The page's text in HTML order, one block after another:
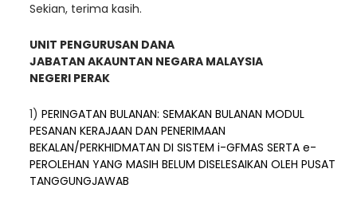
Sekian, terima kasih.
UNIT PENGURUSAN DANA
JABATAN AKAUNTAN NEGARA MALAYSIA
NEGERI PERAK
1) PERINGATAN BULANAN: SEMAKAN BULANAN MODUL
PESANAN KERAJAAN DAN PENERIMAAN
BEKALAN/PERKHIDMATAN DI SISTEM i-GFMAS SERTA e-
PEROLEHAN YANG MASIH BELUM DISELESAIKAN OLEH PUSAT
TANGGUNGJAWAB